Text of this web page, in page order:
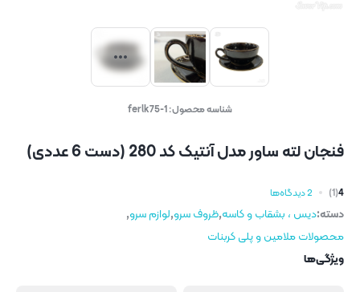
شناسه محصول:ferlk75-1
فنجان لته ساور مدل آنتیک کد 280 (دست 6 عددی)
4
(1) 2 دیدگاه‌ها
دسته:دیس ، بشقاب و کاسه,ظروف سرو,لوازم سرو,
محصولات ملامین و پلی کربنات
ویژگی‌ها